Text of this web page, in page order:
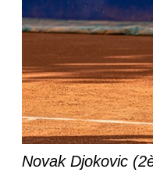
Novak Djokovic